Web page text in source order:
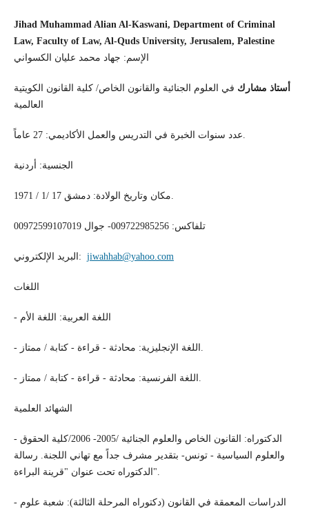
Jihad Muhammad Alian Al-Kaswani, Department of Criminal
Law, Faculty of Law, Al-Quds University, Jerusalem, Palestine
الإسم: جهاد محمد عليان الكسواني
أستاذ مشارك في العلوم الجنائية والقانون الخاص/ كلية القانون الكويتية
العالمية
عدد سنوات الخبرة في التدريس والعمل الأكاديمي: 27 عاماً.
الجنسية: أردنية
مكان وتاريخ الولادة: دمشق 17 /1 / 1971.
تلفاكس: 009722985256- جوال 00972599107019
البريد الإلكتروني: jiwahhab@yahoo.com
اللغات
- اللغة العربية: اللغة الأم
- اللغة الإنجليزية: محادثة - قراءة - كتابة / ممتاز.
- اللغة الفرنسية: محادثة - قراءة - كتابة / ممتاز.
الشهائد العلمية
- الدكتوراه: القانون الخاص والعلوم الجنائية /2005- 2006/كلية الحقوق
والعلوم السياسية - تونس- بتقدير مشرف جداً مع تهاني اللجنة. رسالة
الدكتوراه تحت عنوان "قرينة البراءة".
- الدراسات المعمقة في القانون (دكتوراه المرحلة الثالثة): شعبة علوم